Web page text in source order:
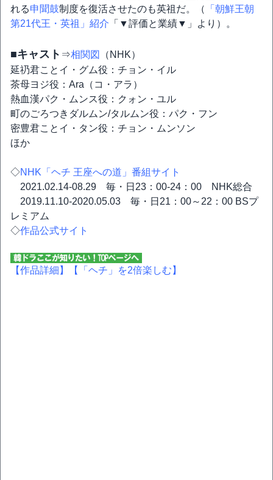
れる申聞鼓制度を復活させたのも英祖だ。（
「朝鮮王朝
第21代王・英祖」紹介 「▼評価と業績▼」より）。
■キャスト ⇒相関図
（NHK）
延礽君ことイ・グム役：チョン・イル
茶母ヨジ役：Ara（コ・アラ）
熱血漢パク・ムンス役：クォン・ユル
町のごろつきダルムン/タルムン役：パク・フン
密豊君ことイ・タン役：チョン・ムンソン
ほか
◇NHK「ヘチ 王座への道」番組サイト
2021.02.14-08.29 毎・日23：00-24：00 NHK総合
2019.11.10-2020.05.03 毎・日21：00～22：00 BSプ
レミアム
◇作品公式サイト
【作品詳細】 【「ヘチ」を2倍楽しむ】